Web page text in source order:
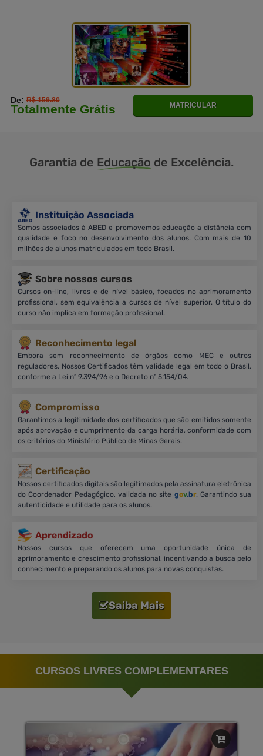
De:R$ 159.80
Totalmente Grátis MATRICULAR
Garantia de Educação de Excelência.
Instituição Associada
Somos associados à ABED e promovemos educação a distância com
qualidade e foco no desenvolvimento dos alunos. Com mais de 10
milhões de alunos matriculados em todo Brasil.
Sobre nossos cursos
Cursos on-line, livres e de nível básico, focados no aprimoramento
profissional, sem equivalência a cursos de nível superior. O título do
curso não implica em formação profissional.
Reconhecimento legal
Embora sem reconhecimento de órgãos como MEC e outros
reguladores. Nossos Certificados têm validade legal em todo o Brasil,
conforme a Lei nº 9.394/96 e o Decreto nº 5.154/04.
Compromisso
Garantimos a legitimidade dos certificados que são emitidos somente
após aprovação e cumprimento da carga horária, conformidade com
os critérios do Ministério Público de Minas Gerais.
Certificação
Nossos certificados digitais são legitimados pela assinatura eletrônica
do Coordenador Pedagógico, validada no site gov.br. Garantindo sua
autenticidade e utilidade para os alunos.
Aprendizado
Nossos cursos que oferecem uma oportunidade única de
aprimoramento e crescimento profissional, incentivando a busca pelo
conhecimento e preparando os alunos para novas conquistas.
Saiba Mais
CURSOS LIVRES COMPLEMENTARES